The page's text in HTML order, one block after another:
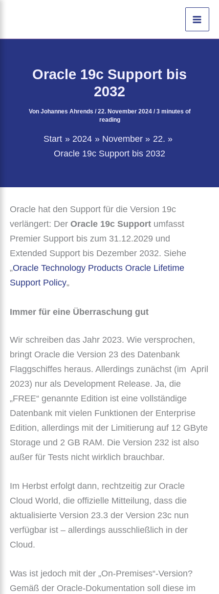
Oracle 19c Support bis
2032
Von Johannes Ahrends /22. November 2024 /3 minutes of
reading
Start 2024 November
22.
Oracle 19c Support bis 2032
Oracle hat den Support für die Version 19c
verlängert: Der Oracle 19c Support umfasst
Premier Support bis zum 31.12.2029 und
Extended Support bis Dezember 2032. Siehe
„Oracle Technology Products Oracle Lifetime
Support Policy„
Immer für eine Überraschung gut
Wir schreiben das Jahr 2023. Wie versprochen,
bringt Oracle die Version 23 des Datenbank
Flaggschiffes heraus. Allerdings zunächst (im April
2023) nur als Development Release. Ja, die
„FREE“ genannte Edition ist eine vollständige
Datenbank mit vielen Funktionen der Enterprise
Edition, allerdings mit der Limitierung auf 12 GByte
Storage und 2 GB RAM. Die Version 232 ist also
außer für Tests nicht wirklich brauchbar.
Im Herbst erfolgt dann, rechtzeitig zur Oracle
Cloud World, die offizielle Mitteilung, dass die
aktualisierte Version 23.3 der Version 23c nun
verfügbar ist – allerdings ausschließlich in der
Cloud.
Was ist jedoch mit der „On-Premises“-Version?
Gemäß der Oracle-Dokumentation soll diese im